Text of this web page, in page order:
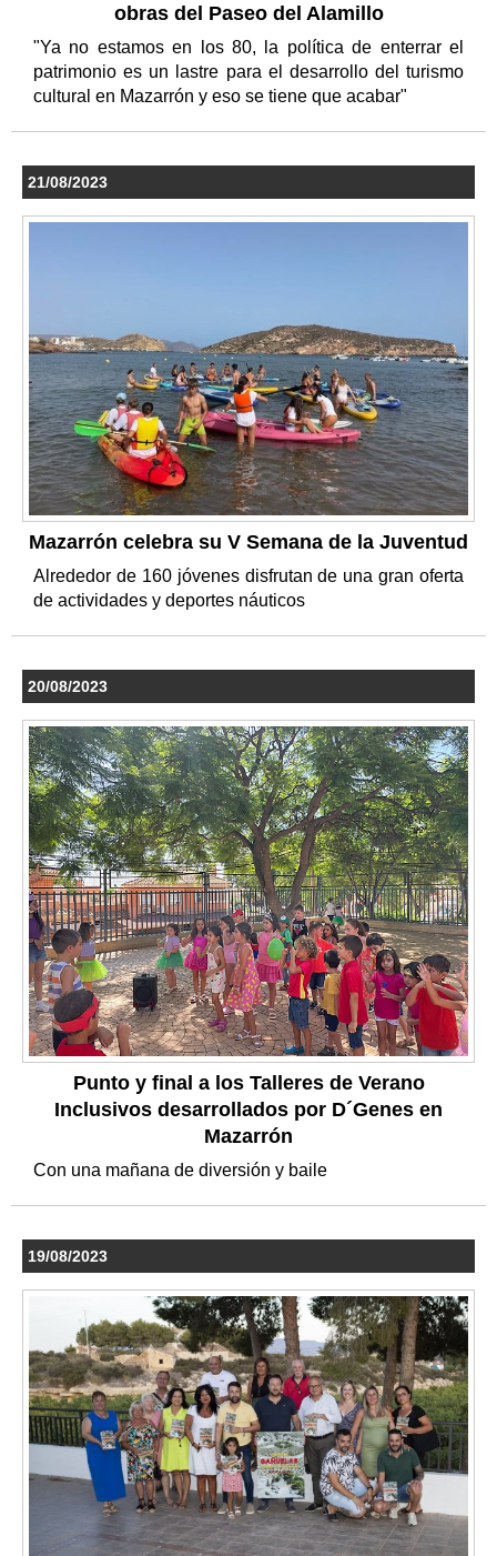
obras del Paseo del Alamillo
"Ya no estamos en los 80, la política de enterrar el
patrimonio es un lastre para el desarrollo del turismo
cultural en Mazarrón y eso se tiene que acabar"
21/08/2023
Mazarrón celebra su V Semana de la Juventud
Alrededor de 160 jóvenes disfrutan de una gran oferta
de actividades y deportes náuticos
20/08/2023
Punto y final a los Talleres de Verano
Inclusivos desarrollados por D´Genes en
Mazarrón
Con una mañana de diversión y baile
19/08/2023